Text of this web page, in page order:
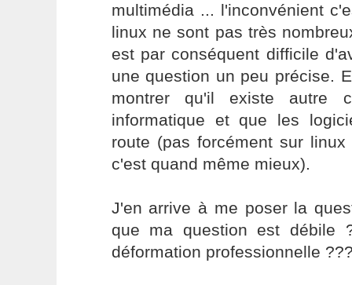
multimédia ... l'inconvénient
linux ne sont pas très
est par conséquent difficile
une question un peu précise.
montrer qu'il existe autre
informatique et que les
route (pas forcément sur
c'est quand même mieux).
J'en arrive à me poser la
que ma question est débile
déformation professionnelle